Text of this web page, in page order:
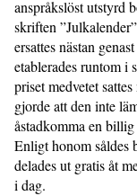
anspråkslöst utstyrd
skriften
ersattes nästan
etablerades runtom i
priset medvetet
gjorde att den inte
åstadkomma en
Enligt honom såldes
delades ut gratis åt
i dag.